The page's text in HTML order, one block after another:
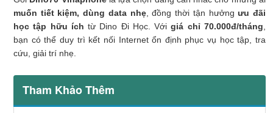
muốn tiết kiệm, dùng data nhẹ, đồng thời tận hưởngưu đãi
học tập hữu ích từ Dino Đi Học. Vớigiá chỉ 70.000đ/tháng
bạn có thể duy trì kết nối Internet ổn định phục vụ học tập, tra
cứu, giải trí nhẹ.
Tham Khảo Thêm